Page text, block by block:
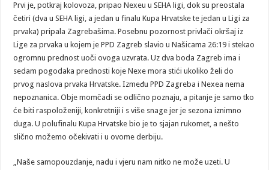
Prvi je, potkraj kolovoza, pripao Nexeu u SEHA ligi, dok su preostala
četiri (dva u SEHA ligi, a jedan u finalu Kupa Hrvatske te jedan u Ligi za
prvaka) pripala Zagrebašima. Posebnu pozornost privlači okršaj iz
Lige za prvaka u kojem je PPD Zagreb slavio u Našicama 26:19 i stekao
ogromnu prednost uoči ovoga uzvrata. Uz dva boda Zagreb ima i
sedam pogodaka prednosti koje Nexe mora stići ukoliko želi do
prvog naslova prvaka Hrvatske. Između PPD Zagreba i Nexea nema
nepoznanica. Obje momčadi se odlično poznaju, a pitanje je samo tko
će biti raspoloženiji, konkretniji i s više snage jer je sezona iznimno
duga. U polufinalu Kupa Hrvatske bio je to sjajan rukomet, a nešto
slično možemo očekivati i u ovome derbiju.
„Naše samopouzdanje, nadu i vjeru nam nitko ne može uzeti. U